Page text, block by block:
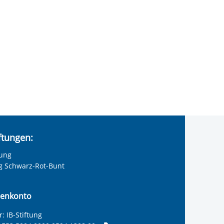
Schwarz-Rot-Bunt
IB-Stiftung